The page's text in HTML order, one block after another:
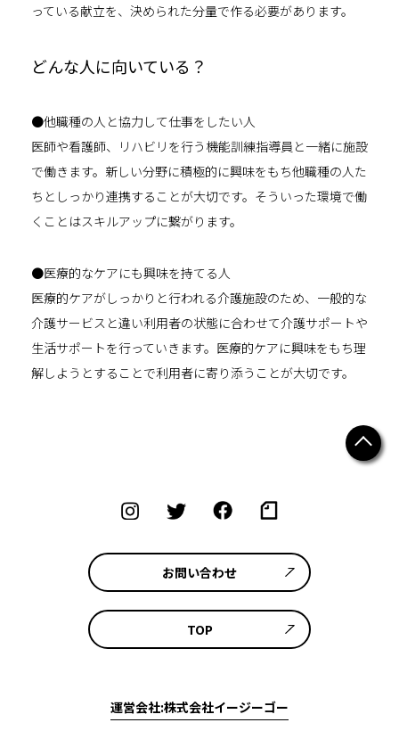
っている献立を、決められた分量で作る必要があります。
どんな人に向いている？
●他職種の人と協力して仕事をしたい人
医師や看護師、リハビリを行う機能訓練指導員と一緒に施設
で働きます。新しい分野に積極的に興味をもち他職種の人た
ちとしっかり連携することが大切です。そういった環境で働
くことはスキルアップに繋がります。
●医療的なケアにも興味を持てる人
医療的ケアがしっかりと行われる介護施設のため、一般的な
介護サービスと違い利用者の状態に合わせて介護サポートや
生活サポートを行っていきます。医療的ケアに興味をもち理
解しようとすることで利用者に寄り添うことが大切です。
お問い合わせ
TOP
運営会社:株式会社イージーゴー